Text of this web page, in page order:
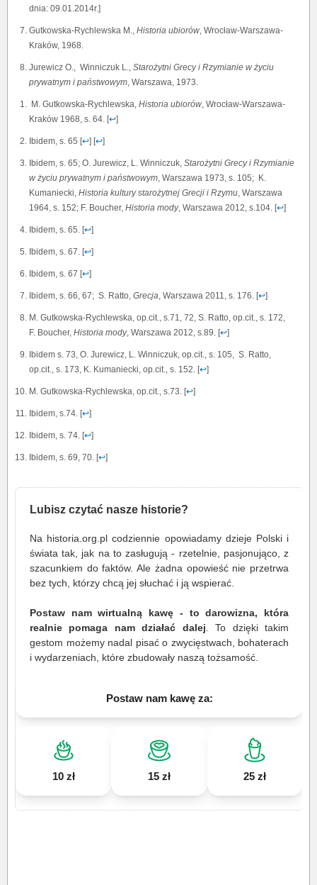
dnia: 09.01.2014r.]
Gutkowska-Rychlewska M., Historia ubiorów, Wrocław-Warszawa-
Kraków, 1968.
Jurewicz O., Winniczuk L., Starożytni Grecy i Rzymianie w życiu
prywatnym i państwowym, Warszawa, 1973.
M. Gutkowska-Rychlewska, Historia ubiorów, Wrocław-Warszawa-
Kraków 1968, s. 64. [↩]
Ibidem, s. 65 [↩] [↩]
Ibidem, s. 65; O. Jurewicz, L. Winniczuk, Starożytni Grecy i Rzymianie
w życiu prywatnym i państwowym, Warszawa 1973, s. 105; K.
Kumaniecki, Historia kultury starożytnej Grecji i Rzymu, Warszawa
1964, s. 152; F. Boucher, Historia mody, Warszawa 2012, s.104. [↩]
Ibidem, s. 65. [↩]
Ibidem, s. 67. [↩]
Ibidem, s. 67 [↩]
Ibidem, s. 66, 67; S. Ratto, Grecja, Warszawa 2011, s. 176. [↩]
M. Gutkowska-Rychlewska, op.cit., s.71, 72, S. Ratto, op.cit., s. 172,
F. Boucher, Historia mody, Warszawa 2012, s.89. [↩]
Ibidem s. 73, O. Jurewicz, L. Winniczuk, op.cit., s. 105, S. Ratto,
op.cit., s. 173, K. Kumaniecki, op.cit., s. 152. [↩]
M. Gutkowska-Rychlewska, op.cit., s.73. [↩]
Ibidem, s.74. [↩]
Ibidem, s. 74. [↩]
Ibidem, s. 69, 70. [↩]
Lubisz czytać nasze historie?
Na historia.org.pl codziennie opowiadamy dzieje Polski i
świata tak, jak na to zasługują - rzetelnie, pasjonująco, z
szacunkiem do faktów. Ale żadna opowieść nie przetrwa
bez tych, którzy chcą jej słuchać i ją wspierać.
Postaw nam wirtualną kawę - to darowizna, która
realnie pomaga nam działać dalej . To dzięki takim
gestom możemy nadal pisać o zwycięstwach, bohaterach
i wydarzeniach, które zbudowały naszą tożsamość.
Postaw nam kawę za:
10 zł 15 zł 25 zł